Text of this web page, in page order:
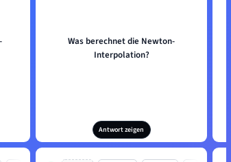
Was berechnet die Newton-
Interpolation?
Antwort zeigen